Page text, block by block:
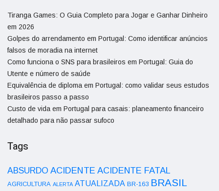
Tiranga Games: O Guia Completo para Jogar e Ganhar Dinheiro
em 2026
Golpes do arrendamento em Portugal: Como identificar anúncios
falsos de moradia na internet
Como funciona o SNS para brasileiros em Portugal: Guia do
Utente e número de saúde
Equivalência de diploma em Portugal: como validar seus estudos
brasileiros passo a passo
Custo de vida em Portugal para casais: planeamento financeiro
detalhado para não passar sufoco
Tags
ABSURDO ACIDENTE ACIDENTE FATAL
AGRICULTURA ALERTA ATUALIZADA BR-163 BRASIL